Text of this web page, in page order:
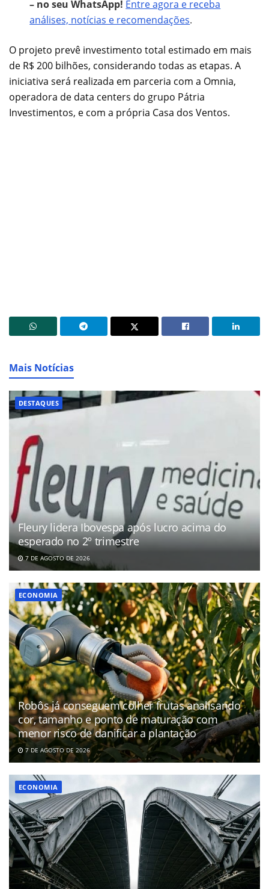
– no seu WhatsApp! Entre agora e receba
análises, notícias e recomendações.
O projeto prevê investimento total estimado em mais
de R$ 200 bilhões, considerando todas as etapas. A
iniciativa será realizada em parceria com a Omnia,
operadora de data centers do grupo Pátria
Investimentos, e com a própria Casa dos Ventos.
Mais Notícias
DESTAQUES
Fleury lidera Ibovespa após lucro acima do
esperado no 2º trimestre
7 DE AGOSTO DE 2026
ECONOMIA
Robôs já conseguem colher frutas analisando
cor, tamanho e ponto de maturação com
menor risco de danificar a plantação
7 DE AGOSTO DE 2026
ECONOMIA